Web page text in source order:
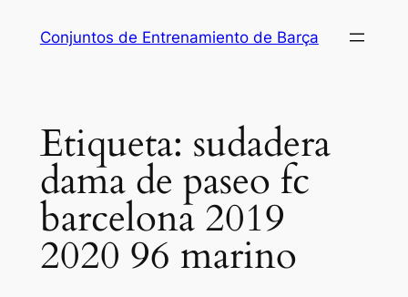
Conjuntos de Entrenamiento de Barça
Etiqueta: sudadera
dama de paseo fc
barcelona 2019
2020 96 marino